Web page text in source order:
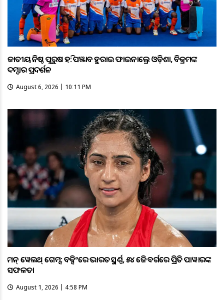
ଜାତୀୟ କନିଷ୍ଠ ପୁରୁଷ ହକି: ପଞ୍ଜାବକୁ ହରାଇ ଫାଇନାଲ୍ରେ ଓଡ଼ିଶା, ବିକ୍ରମଙ୍କ
ଦମ୍ଦାର ପ୍ରଦର୍ଶନ
August 6, 2026 | 10:11 PM
କମନ୍ ୱେଲଥ୍ ଗେମ୍ସ: ବକ୍ସିଂରେ ଭାରତକୁ ସ୍ବର୍ଣ୍ଣ, ୫୪ କେଜି ବର୍ଗରେ ପ୍ରିତି ପାୱାରଙ୍କ
ସଫଳତା
August 1, 2026 | 4:58 PM